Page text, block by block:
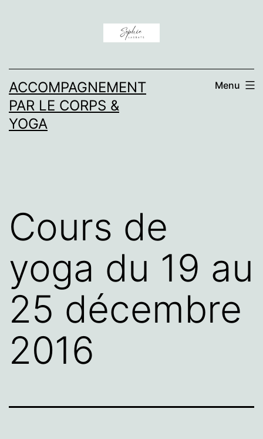
ACCOMPAGNEMENT
PAR LE CORPS &
YOGA
Menu
Cours de
yoga du 19 au
25 décembre
2016